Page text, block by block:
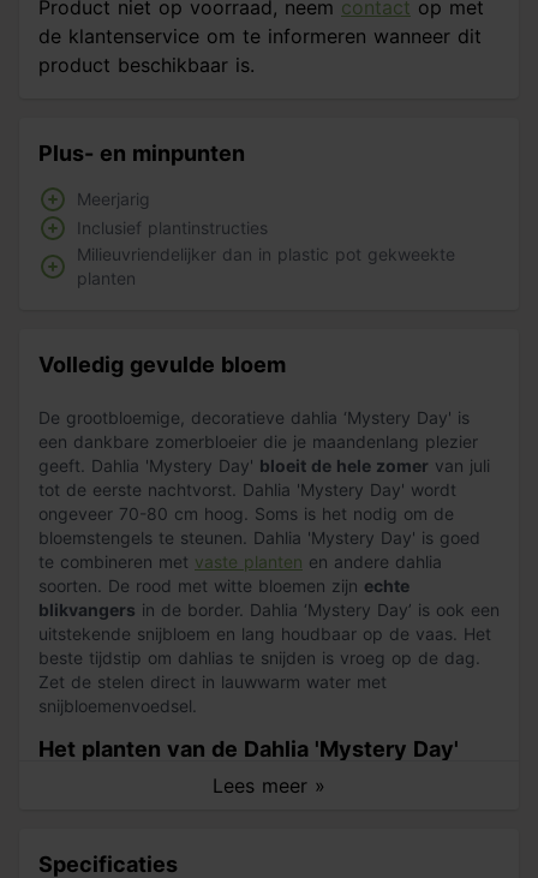
Product niet op voorraad, neem contact op met
de klantenservice om te informeren wanneer dit
product beschikbaar is.
Plus- en minpunten
Meerjarig
Inclusief plantinstructies
Milieuvriendelijker dan in plastic pot gekweekte
planten
Volledig gevulde bloem
De grootbloemige, decoratieve dahlia ‘Mystery Day' is
een dankbare zomerbloeier die je maandenlang plezier
geeft. Dahlia 'Mystery Day' bloeit de hele zomer van juli
tot de eerste nachtvorst. Dahlia 'Mystery Day' wordt
ongeveer 70-80 cm hoog. Soms is het nodig om de
bloemstengels te steunen. Dahlia 'Mystery Day' is goed
te combineren met vaste planten en andere dahlia
soorten. De rood met witte bloemen zijn echte
blikvangers in de border. Dahlia ‘Mystery Day’ is ook een
uitstekende snijbloem en lang houdbaar op de vaas. Het
beste tijdstip om dahlias te snijden is vroeg op de dag.
Zet de stelen direct in lauwwarm water met
snijbloemenvoedsel.
Lees meer »
Het planten van de Dahlia 'Mystery Day'
en vul het plantgat met goede potgrond. Leg de knollen
Specificaties